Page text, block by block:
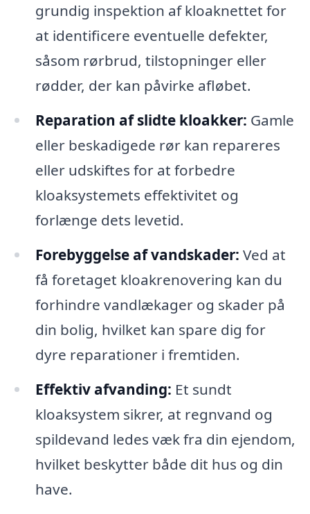
grundig inspektion af kloaknettet for
at identificere eventuelle defekter,
såsom rørbrud, tilstopninger eller
rødder, der kan påvirke afløbet.
Reparation af slidte kloakker: Gamle
eller beskadigede rør kan repareres
eller udskiftes for at forbedre
kloaksystemets effektivitet og
forlænge dets levetid.
Forebyggelse af vandskader: Ved at
få foretaget kloakrenovering kan du
forhindre vandlækager og skader på
din bolig, hvilket kan spare dig for
dyre reparationer i fremtiden.
Effektiv afvanding: Et sundt
kloaksystem sikrer, at regnvand og
spildevand ledes væk fra din ejendom,
hvilket beskytter både dit hus og din
have.